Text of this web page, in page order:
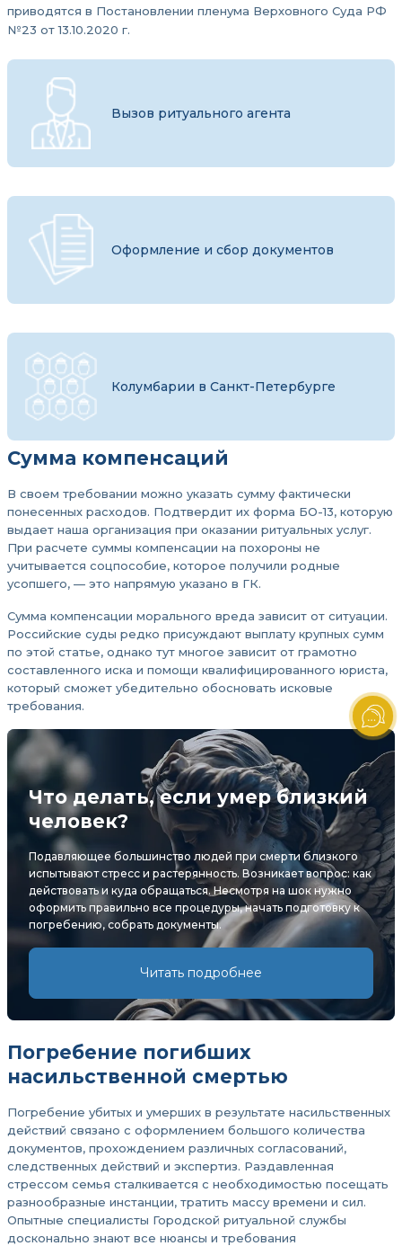
приводятся в Постановлении пленума Верховного Суда РФ
№23 от 13.10.2020 г.
Вызов ритуального агента
Оформление и сбор документов
Колумбарии в Санкт-Петербурге
Сумма компенсаций
В своем требовании можно указать сумму фактически
понесенных расходов. Подтвердит их форма БО-13, которую
выдает наша организация при оказании ритуальных услуг.
При расчете суммы компенсации на похороны не
учитывается соцпособие, которое получили родные
усопшего, — это напрямую указано в ГК.
Сумма компенсации морального вреда зависит от ситуации.
Российские суды редко присуждают выплату крупных сумм
по этой статье, однако тут многое зависит от грамотно
составленного иска и помощи квалифицированного юриста,
который сможет убедительно обосновать исковые
требования.
Что делать, если умер близкий
человек?
Подавляющее большинство людей при смерти близкого
испытывают стресс и растерянность. Возникает вопрос: как
действовать и куда обращаться. Несмотря на шок нужно
оформить правильно все процедуры, начать подготовку к
погребению, собрать документы.
Читать подробнее
Погребение погибших
насильственной смертью
Погребение убитых и умерших в результате насильственных
действий связано с оформлением большого количества
документов, прохождением различных согласований,
следственных действий и экспертиз. Раздавленная
стрессом семья сталкивается с необходимостью посещать
разнообразные инстанции, тратить массу времени и сил.
Опытные специалисты Городской ритуальной службы
досконально знают все нюансы и требования